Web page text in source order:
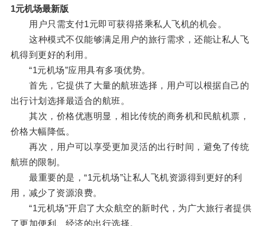
1元机场最新版
用户只需支付1元即可获得搭乘私人飞机的机会。
这种模式不仅能够满足用户的旅行需求，还能让私人飞
机得到更好的利用。
“1元机场”应用具有多项优势。
首先，它提供了大量的航班选择，用户可以根据自己的
出行计划选择最适合的航班。
其次，价格优惠明显，相比传统的商务机和民航机票，
价格大幅降低。
再次，用户可以享受更加灵活的出行时间，避免了传统
航班的限制。
最重要的是，“1元机场”让私人飞机资源得到更好的利
用，减少了资源浪费。
“1元机场”开启了大众航空的新时代，为广大旅行者提供
了更加便利、经济的出行选择。